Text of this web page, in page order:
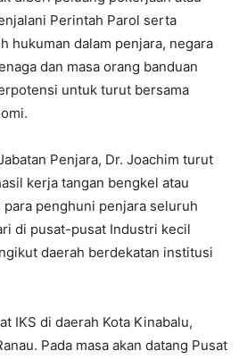
Perintah Parol serta
hukuman dalam penjara, negara
dan masa orang banduan
untuk turut bersama
Penjara, Dr. Joachim turut
kerja tangan bengkel atau
penghuni penjara seluruh
di pusat-pusat Industri kecil
daerah berdekatan institusi
IKS di daerah Kota Kinabalu,
Pada masa akan datang Pusat